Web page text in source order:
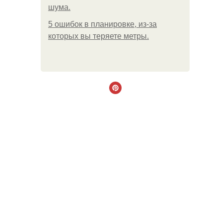
шума.
5 ошибок в планировке, из-за
которых вы теряете метры.